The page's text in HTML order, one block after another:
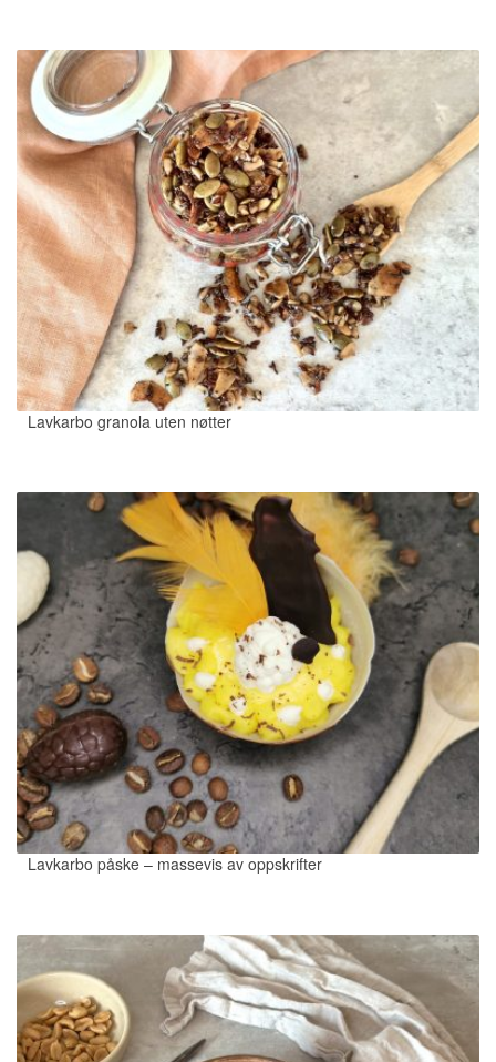
Lavkarbo granola uten nøtter
Lavkarbo påske – massevis av oppskrifter